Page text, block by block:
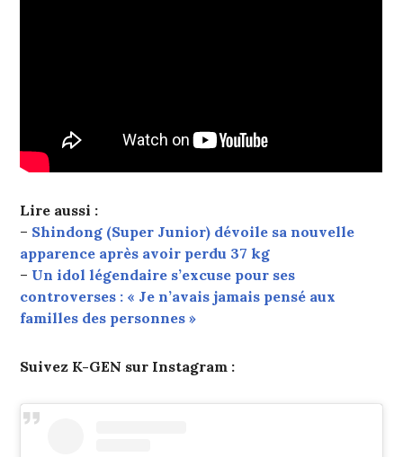
Lire aussi :
– Shindong (Super Junior) dévoile sa nouvelle
apparence après avoir perdu 37 kg
– Un idol légendaire s’excuse pour ses
controverses : « Je n’avais jamais pensé aux
familles des personnes »
Suivez K-GEN sur Instagram :